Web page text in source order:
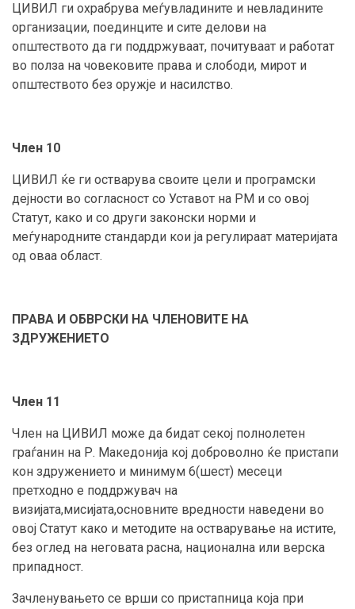
ЦИВИЛ ги охрабрува меѓувладините и невладините
организации, поединците и сите делови на
општеството да ги поддржуваат, почитуваат и работат
во полза на човековите права и слободи, мирот и
општеството без оружје и насилство.
Член 10
ЦИВИЛ ќе ги остварува своите цели и програмски
дејности во согласност со Уставот на РМ и со овој
Статут, како и со други законски норми и
меѓународните стандарди кои ја регулираат материјата
од оваа област.
ПРАВА И ОБВРСКИ НА ЧЛЕНОВИТЕ НА
ЗДРУЖЕНИЕТО
Член 11
Член на ЦИВИЛ може да бидат секој полнолетен
граѓанин на Р. Македонија кој доброволно ќе пристапи
кон здружението и минимум 6(шест) месеци
претходно е поддржувач на
визијата,мисијата,основните вредности наведени во
овој Статут како и методите на остварување на истите,
без оглед на неговата расна, национална или верска
припадност.
Зачленувањето се врши со пристапница која при